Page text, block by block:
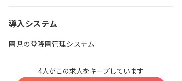
導入システム
園児の登降園管理システム
4人がこの求人をキープしています